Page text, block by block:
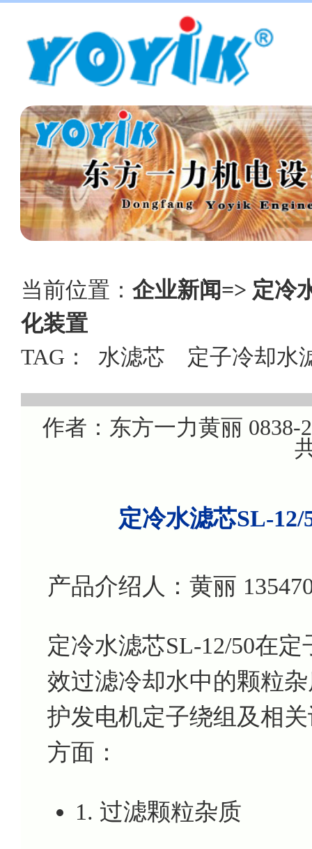
当前位置： 企业新闻=> 定冷
化装置
TAG： 水滤芯 定子冷却水
作者：东方一力黄丽
定冷水滤芯SL-
产品介绍人：黄丽
定冷水滤芯SL-12/50在
效过滤冷却水中的颗粒
护发电机定子绕组及相
方面：
1. 过滤颗粒杂质